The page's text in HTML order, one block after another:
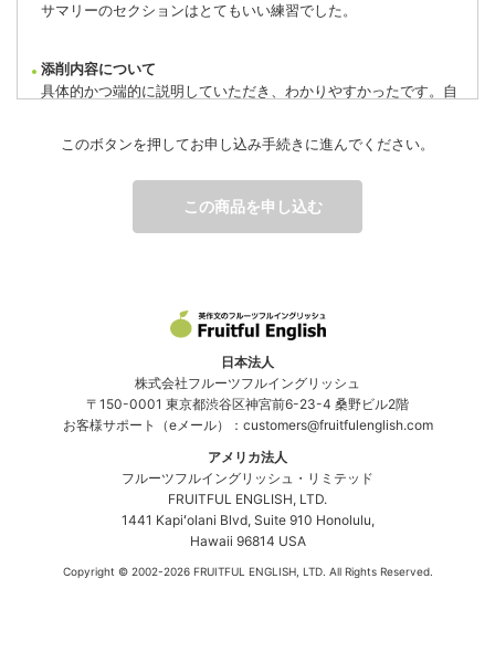
サマリーのセクションはとてもいい練習でした。
添削内容について
具体的かつ端的に説明していただき、わかりやすかったです。自
助かりました。
テキストを読むのが一番大変でした。熟読前に次のテキストがオ
ープンしてしまう状況で、時間の使い方を考えさせられました。
先生には私の拙い英語を添削していただき大変感謝しています。
いつも励ましていただきモチベーション維持に役立ちました…あ
公立学校の英語教員として、英検準１級レベルは最低限必要な条
このボタンを押してお申し込み手続きに進んでください。
この商品を申し込む
日本法人
株式会社フルーツフルイングリッシュ
〒150-0001 東京都渋谷区神宮前6-23-4 桑野ビル2階
お客様サポート（eメール）：customers@fruitfulenglish.com
アメリカ法人
フルーツフルイングリッシュ・リミテッド
FRUITFUL ENGLISH, LTD.
1441 Kapiʻolani Blvd, Suite 910 Honolulu,
Hawaii 96814 USA
Copyright © 2002-2026 FRUITFUL ENGLISH, LTD. All Rights Reserved.